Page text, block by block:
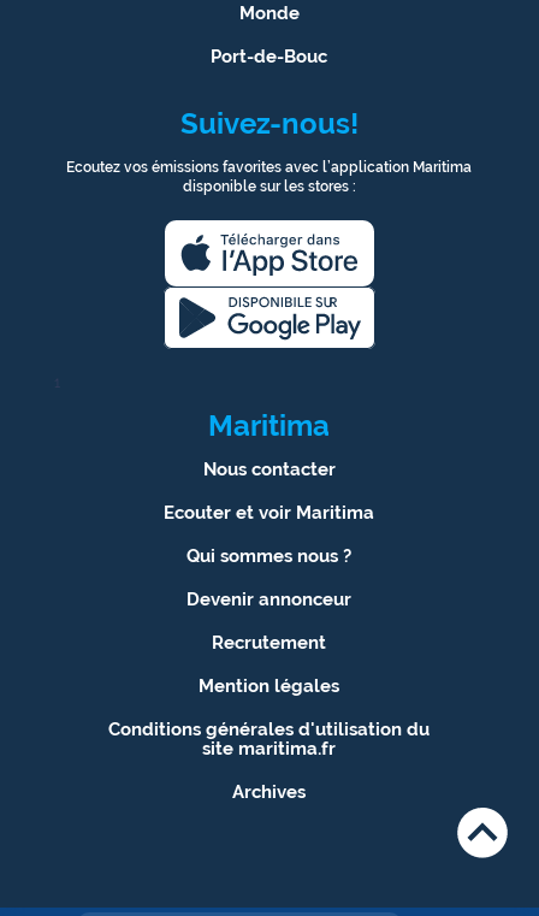
Monde
Port-de-Bouc
Suivez-nous!
Ecoutez vos émissions favorites avec l’application Maritima
disponible sur les stores :
1
Maritima
Nous contacter
Ecouter et voir Maritima
Qui sommes nous ?
Devenir annonceur
Recrutement
Mention légales
Conditions générales d'utilisation du
site maritima.fr
Archives